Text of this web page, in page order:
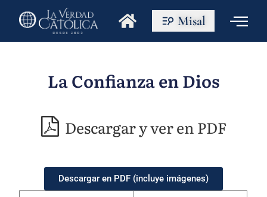
Misal
La Confianza en Dios
Descargar y ver en PDF
Descargar en PDF (incluye imágenes)